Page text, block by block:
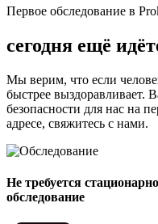
Первое обследование в
сегодня ещё
Мы верим, что если
быстрее выздоравливает.
безопасности для нас на
адресе, свяжитесь с нами.
Не требуется
обследование